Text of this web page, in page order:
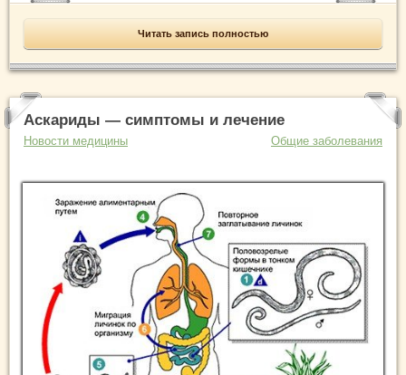
Читать запись полностью
Аскариды — симптомы и лечение
Новости медицины Общие заболевания